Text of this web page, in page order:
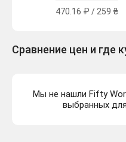
470.16 ₽ / 259 ₴
Сравнение цен и где
Мы не нашли Fifty
выбранных